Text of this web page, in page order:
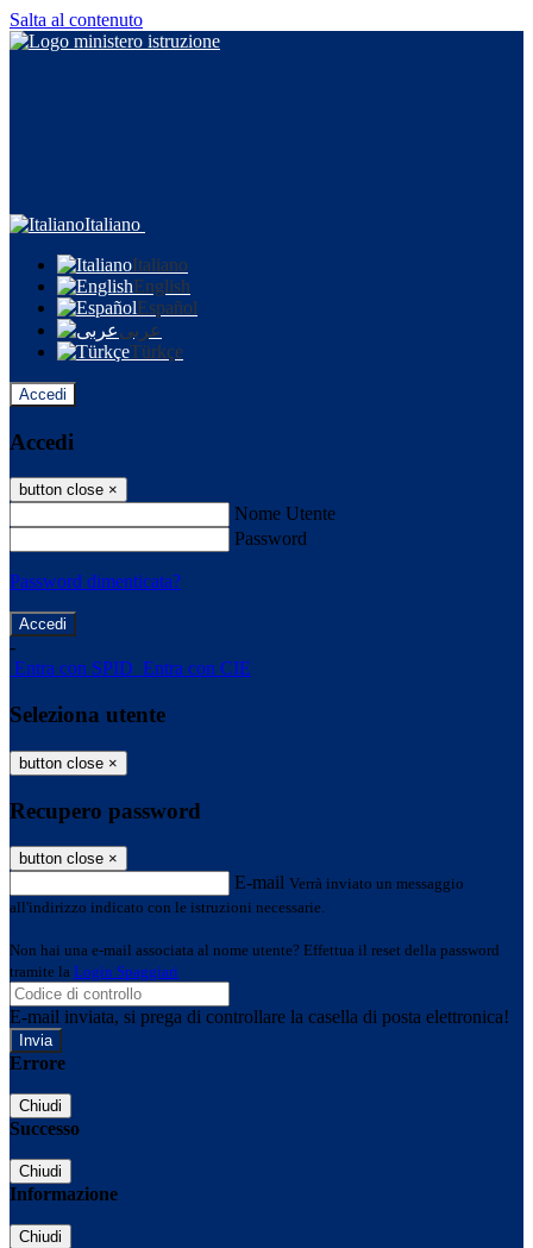
Salta al contenuto
Italiano
Italiano
English
Español
عربى
Türkçe
Accedi
Accedi
button close ×
Nome Utente
Password
Password dimenticata?
-
Entra con SPID Entra con CIE
Seleziona utente
button close ×
Recupero password
button close ×
E-mail Verrà inviato un messaggio
all'indirizzo indicato con le istruzioni necessarie.
Non hai una e-mail associata al nome utente? Effettua il reset della password
tramite la Login Spaggiari
E-mail inviata, si prega di controllare la casella di posta elettronica!
Errore
Chiudi
Successo
Chiudi
Informazione
Chiudi